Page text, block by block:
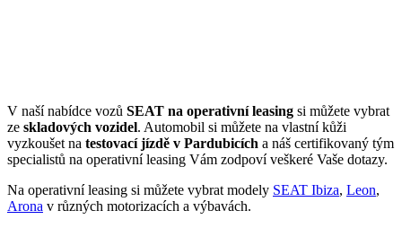
V naší nabídce vozů SEAT na operativní leasing si můžete vybrat
ze skladových vozidel. Automobil si můžete na vlastní kůži
vyzkoušet na testovací jízdě v Pardubicích a náš certifikovaný tým
specialistů na operativní leasing Vám zodpoví veškeré Vaše dotazy.
Na operativní leasing si můžete vybrat modely SEAT Ibiza, Leon,
Arona v různých motorizacích a výbavách.